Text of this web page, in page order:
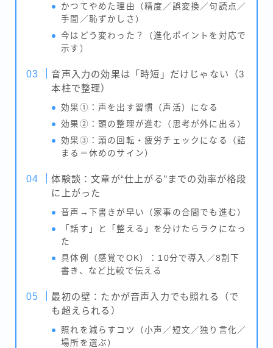
かつてやめた理由（精度／誤変換／句読点／
手間／恥ずかしさ）
今はどう変わった？（進化ポイントを対応で
示す）
音声入力の効果は「時短」だけじゃない（3
本柱で整理）
効果①：声を出す習慣（声活）になる
効果②：頭の整理が進む（思考が外に出る）
効果③：頭の回転・疲労チェックになる（詰
まる＝休めのサイン）
体験談：文章が“仕上がる”までの効率が格段
に上がった
音声→下書きが早い（家事の合間でも進む）
「話す」と「整える」を分けたらラクになっ
た
具体例（感覚でOK）：10分で導入／8割下
書き、など比較で伝える
最初の壁：たかが音声入力でも照れる（で
も超えられる）
照れを減らすコツ（小声／短文／独り言化／
場所を選ぶ）